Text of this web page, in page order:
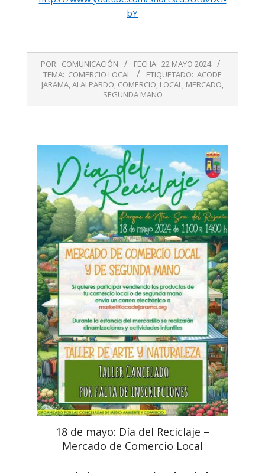
bY
POR: COMUNICACIÓN FECHA: 22 MAYO 2024
TEMA: COMERCIO LOCAL ETIQUETADO: ACODE
JARAMA,ALALPARDO, COMERCIO, LOCAL, MERCADO,
SEGUNDA MANO
18 de mayo: Día del Reciclaje –
Mercado de Comercio Local